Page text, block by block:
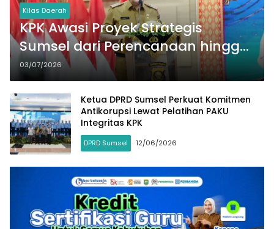
Kilas Daerah
KPK Awasi Proyek Strategis
Sumsel dari Perencanaan hingga
Pelaksanaan
03/07/2026
Ketua DPRD Sumsel Perkuat Komitmen
Antikorupsi Lewat Pelatihan PAKU
Integritas KPK
DPRD Sumsel 12/06/2026